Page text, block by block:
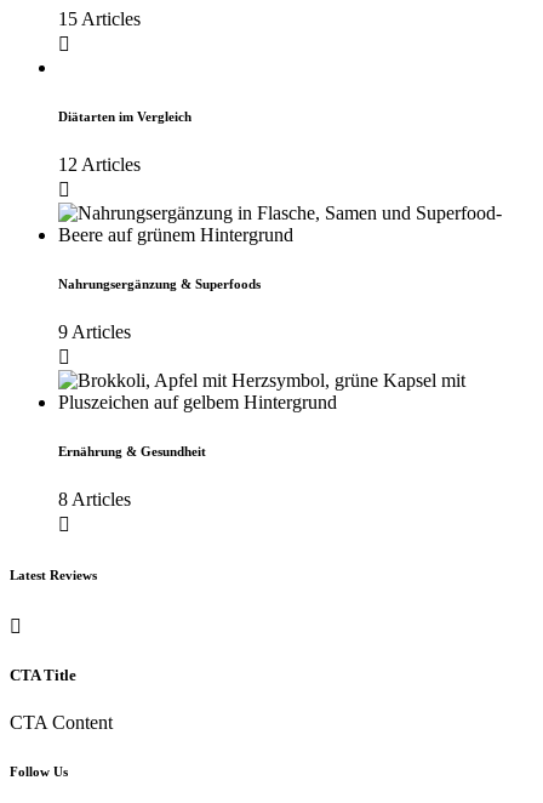
15 Articles
Diätarten im Vergleich
12 Articles
Nahrungsergänzung & Superfoods
9 Articles
Ernährung & Gesundheit
8 Articles
Latest Reviews
CTA Title
CTA Content
Follow Us